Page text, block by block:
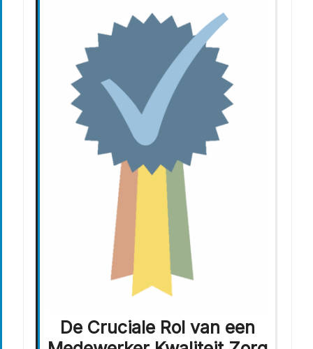
De Cruciale Rol van een